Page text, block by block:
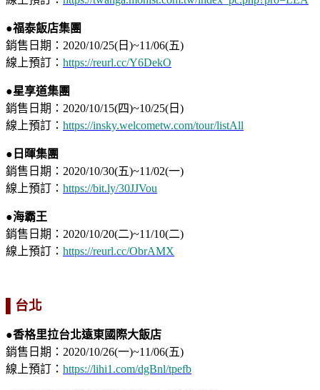
●福泰飯店集團
銷售日期：2020/10/25(日)~11/06(五)⁣
​線上預訂： https://reurl.cc/Y6DekO
●星享道集團
銷售日期：2020/10/15(四)~10/25(日)
線上預訂： https://insky.welcometw.com/tour/listAll
●日暉集團
銷售日期：2020/10/30(五)~11/02(一)
線上預訂： https://bit.ly/30JJVou
●海霸王
銷售日期：2020/10/20(二)~11/10(二)
線上預訂： https://reurl.cc/ObrAMX
▌台北
●香格里拉台北遠東國際大飯店
銷售日期：2020/10/26(一)~11/06(五)⁣
​⁣線上預訂： https://lihi1.com/dgBnl/tpefb